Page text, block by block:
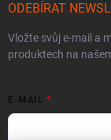
ODEBÍRAT
Vložte svůj e-mail a
produktech na
E-MAIL